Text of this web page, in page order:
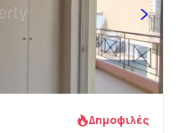
Δημοφιλές